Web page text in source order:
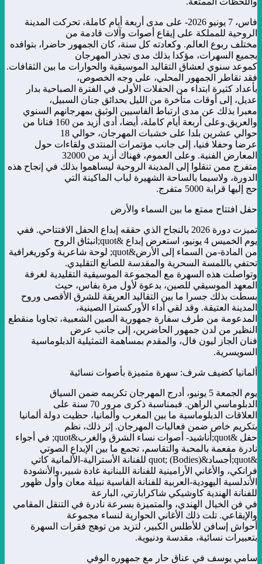
فاس، 7 يونيو 2026- على مدى أربعة أيام كاملة، تحركت المدينة
الروحية للمملكة على إيقاع أصوات وآلات قادمة من
مختلف ربوع العالم. وكعادته كل سنة، كان الجمهور حاضرا، بتوافده
بجميع السهرات، مؤكدا بذلك مدى تجذر المهرجان
كموعد سنوي لعشاق التقاليد الموسيقية والحوارات ما بين الثقافات.
فقد تقاطر الجمهور المحلي، على وجه الخصوص،
بأعداد كثيرة ابتداء من الحفلات الأولى في الفترة الصباحية بدار
عديل، إلى أوقات متأخرة من الليل بحدائق جنان السبيل،
معبرا بذلك عن مدى ارتباط الفاسيين الوثيق بمهرجانهم السنوي
والعريق.
وعلى أربعة أيام كاملة، أيضا، أدى أزيد من 160 فنانا من
حوالي عشرين بلدا على خشبات المهرجان، حوالي 18
عرضا وحفلا فنيا، إلى جانب مؤتمرات المنتدى ولقاءات حول
المعارض الفنية. وعلى العموم، فهناك أزيد من 32000
متفرج ممن تنقلوا إلى المدينة الروحية ليساهموا بذلك في إنجاح هذه
الدورة، ولاسيما بالساحة الشهيرة لباب الماكينة التي
حج إليها قرابة 5000 متفرج.
حفل افتتاح ممتع ما بين السماء والأرض
تميزت دورة 2026 بالنجاح الذي حققه إبداع الحفل الافتتاحي. ففي
يوم الخميس 4 يونيو، استعرض إبداع &quot;انبثاق الروح
من المادة-من السماء إلى الأرض&quot; لوحة شاعرية وكوريغرافية
تحتفي باللمسة السحرية والمقدسة للصانع التقليدي.
وتواصلت هذه السهرة مع المجموعة الموسيقية التقليدية لغرفة
المعهد الموسيقي للصين، بدعوة لأول مرة بفاس، حيث
بسطت بذلك جسرا ما بين التقاليد العريقة للشرق الأقصى وروح
المدينة العتيقة. وقد لقي أداء الأوركسترا الصينية،
المدعومة من طرف سفارة جمهورية الصين الشعبية، تجاوبا منقطع
النظير من لدن جمهور الحاضرين، إلى جانب عرض
فنان الجاز ليون فال، والمقدم بمساهمة التمثيلية الدبلوماسية
السويسرية.
ألمانيا كضيف شرف: سهرة متميزة بأصوات نسائية
يوم الجمعة 5 يونيو، أدرج المهرجان تكريمه ضمن السياق
الدبلوماسي الراهن. فبمناسبة ذكرى مرور 70 سنة على
العلاقات الدبلوماسية ما بين المغرب وألمانيا، حظيت دولة ألمانيا
بتكريم خاص ضمن فعاليات المهرجان. إثر ذلك، نظم
حفل &quot;أناشيد- أصوات نساء الشرق والغرب&quot; في أجواء
نادرة مفعمة بالمحبة والتقاسم، تجمع ما بين الإبداع الصوتي
&quot;أجساد&quot; (Bodies) للفنانة الأسترالية-الألمانية كاتي
فرانكي، والأغاني الأرامينية للفنانة اللبنانية غادة شبير،والأنشودة
الأندلسية اليهودية-العربية للفنانة الفاسية نبيلة معان وأول ظهور
للفنانة الهندية كاوشيكي شاكرابارتي، البارعة
في فن الخيال الهندي، والمتميزة بسرعة نادرة في التنقل المقامي
والإيقاعي. تلت ذلك الأغاني الحوارية لنساء مجموعة
أحواش إسافن للأطلس الكبير، لتزيد من توهج فقرات السهرة
بتعبيرات نسائية، مقدسة ودنيوية.
سامي يوسف في عناق حار مع جمهوره الوفي